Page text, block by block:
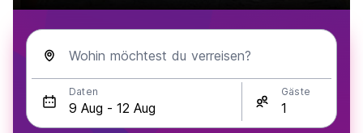
Wohin möchtest du verreisen?
Daten Gäste